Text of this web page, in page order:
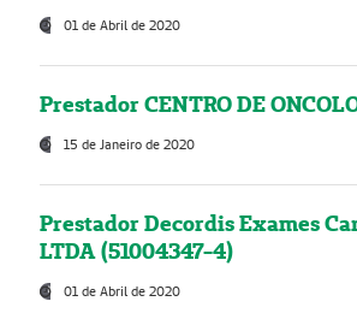
01 de Abril de 2020
Prestador CENTRO DE
15 de Janeiro de 2020
Prestador Decordis Exames
LTDA (51004347-4)
01 de Abril de 2020